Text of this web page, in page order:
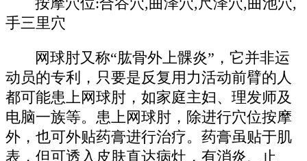
按摩穴位:合谷穴,曲泽穴,尺泽穴,曲池穴,
手三里穴
网球肘又称“肱骨外上髁炎”，它并非运
动员的专利，只要是反复用力活动前臂的人
都可能患上网球肘，如家庭主妇、理发师及
电脑一族等。患上网球肘，除进行穴位按摩
外，也可外贴药膏进行治疗。药膏虽贴于肌
表，但可透入皮肤直达病灶，有消炎、止